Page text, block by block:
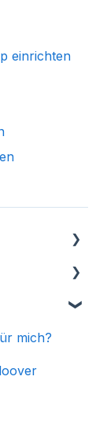
einrichten
es?
mich?